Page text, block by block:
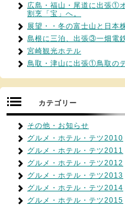
広島・福山・尾道に出張①
割烹「宝」へ。
展望・・冬の富士山と日本
島根に三泊、出張③一畑電
宮崎観光ホテル
鳥取・津山に出張①鳥取の
カテゴリー
その他・お知らせ
グルメ・ホテル・テツ2010
グルメ・ホテル・テツ2011
グルメ・ホテル・テツ2012
グルメ・ホテル・テツ2013
グルメ・ホテル・テツ2014
グルメ・ホテル・テツ2015